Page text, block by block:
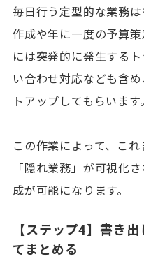
毎日行う定型的な業務
作成や年に一度の予算
には突発的に発生する
い合わせ対応なども含
トアップしてもらいます。
この作業によって、こ
「隠れ業務」が可視化
成が可能になります。
【ステップ4】書き
てまとめる